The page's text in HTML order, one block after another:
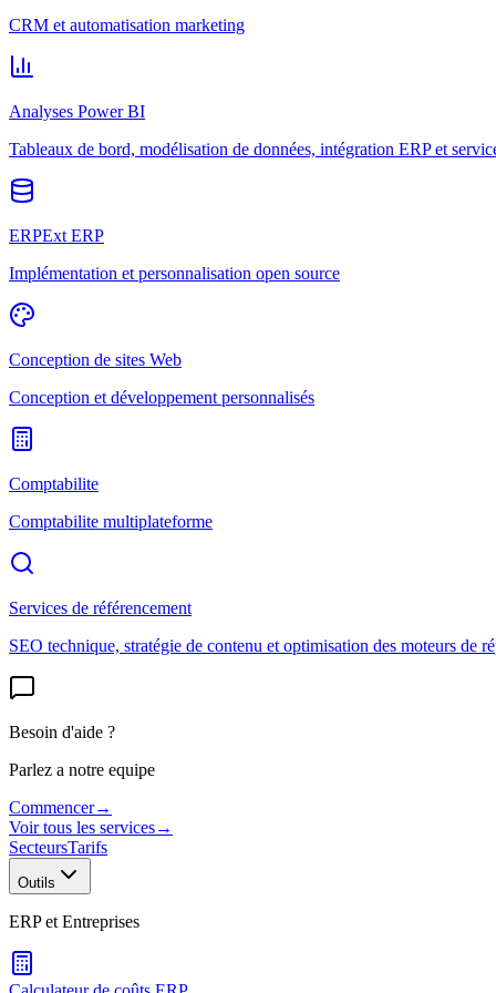
CRM et automatisation marketing
Analyses Power BI
Tableaux de bord, modélisation de données, intégration ERP et
ERPExt ERP
Implémentation et personnalisation open source
Conception de sites Web
Conception et développement personnalisés
Comptabilite
Comptabilite multiplateforme
Services de référencement
SEO technique, stratégie de contenu et optimisation des moteurs de
Besoin d'aide ?
Parlez a notre equipe
Commencer→
Voir tous les services→
SecteursTarifs
Outils
ERP et Entreprises